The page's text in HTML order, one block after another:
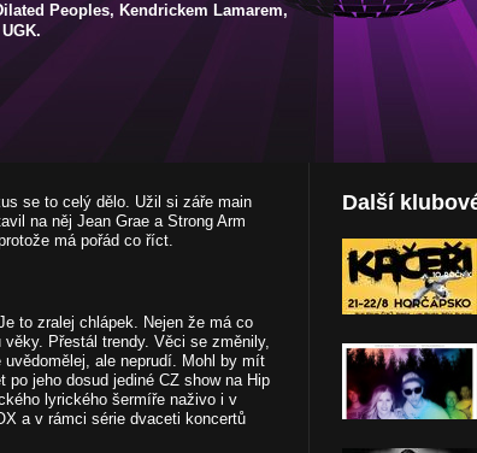
Peoples, Kendrickem Lamarem,
se to celý dělo. Užil si záře main
na něj Jean Grae a Strong Arm
má pořád co říct.
to zralej chlápek. Nejen že má co
Přestál trendy. Věci se změnily,
ale neprudí. Mohl by mít
jeho dosud jediné CZ show na Hip
lyrického šermíře naživo i v
a v rámci série dvaceti koncertů
Další